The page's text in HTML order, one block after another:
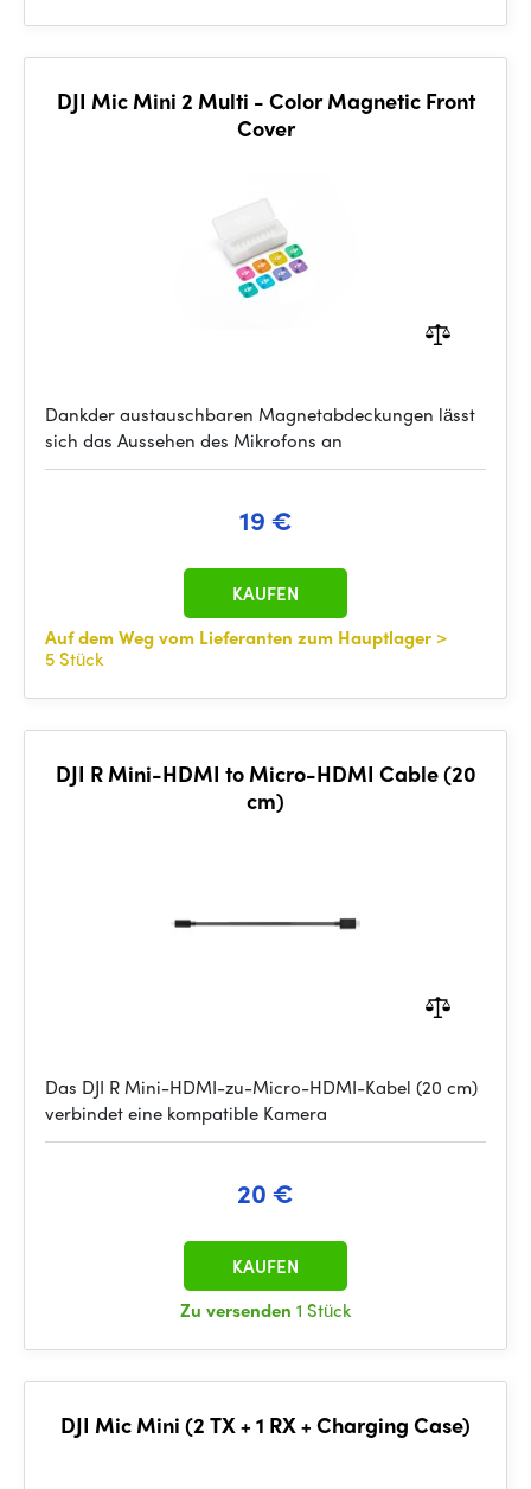
DJI Mic Mini 2 Multi - Color Magnetic Front
Cover
Dankder austauschbaren Magnetabdeckungen lässt
sich das Aussehen des Mikrofons an
19 €
Auf dem Weg vom Lieferanten zum Hauptlager >
5 Stück
KAUFEN
DJI R Mini-HDMI to Micro-HDMI Cable (20
cm)
Das DJI R Mini-HDMI-zu-Micro-HDMI-Kabel (20 cm)
verbindet eine kompatible Kamera
20 €
Zu versenden 1 Stück
KAUFEN
DJI Mic Mini (2 TX + 1 RX + Charging Case)